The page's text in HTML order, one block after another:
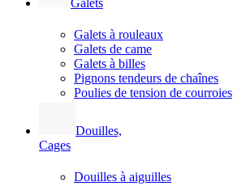
Galets à rouleaux
Galets de came
Galets à billes
Pignons tendeurs de chaînes
Poulies de tension de courroies
Douilles,
Cages
Douilles à aiguilles